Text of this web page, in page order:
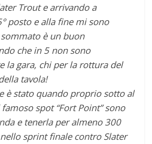
Trout e arrivando a
posto e alla fine mi sono
è un buon
che in 5 non sono
la gara, chi per la rottura del
tavola!
è stato quando proprio sotto al
spot “Fort Point” sono
e tenerla per almeno 300
sprint finale contro Slater